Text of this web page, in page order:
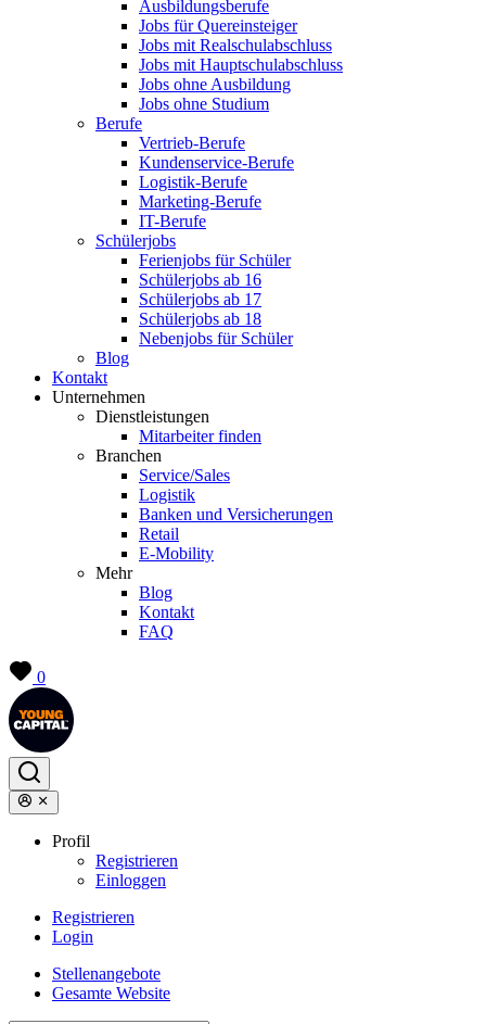
Ausbildungsberufe
Jobs für Quereinsteiger
Jobs mit Realschulabschluss
Jobs mit Hauptschulabschluss
Jobs ohne Ausbildung
Jobs ohne Studium
Berufe
Vertrieb-Berufe
Kundenservice-Berufe
Logistik-Berufe
Marketing-Berufe
IT-Berufe
Schülerjobs
Ferienjobs für Schüler
Schülerjobs ab 16
Schülerjobs ab 17
Schülerjobs ab 18
Nebenjobs für Schüler
Blog
Kontakt
Unternehmen
Dienstleistungen
Mitarbeiter finden
Branchen
Service/Sales
Logistik
Banken und Versicherungen
Retail
E-Mobility
Mehr
Blog
Kontakt
FAQ
0
Profil
Registrieren
Einloggen
Registrieren
Login
Stellenangebote
Gesamte Website